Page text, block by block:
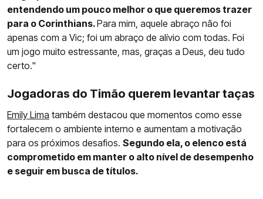
entendendo um pouco melhor o que queremos trazer
para o Corinthians.Para mim, aquele abraço não foi
apenas com a Vic; foi um abraço de alívio com todas. Foi
um jogo muito estressante, mas, graças a Deus, deu tudo
certo."
Jogadoras do Timão querem levantar taças
Emily Lima também destacou que momentos como esse
fortalecem o ambiente interno e aumentam a motivação
para os próximos desafios. Segundo ela, o elenco está
comprometido em manter o alto nível de desempenho
e seguir em busca de títulos.